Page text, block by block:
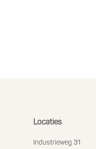
Locaties
Industrieweg 31